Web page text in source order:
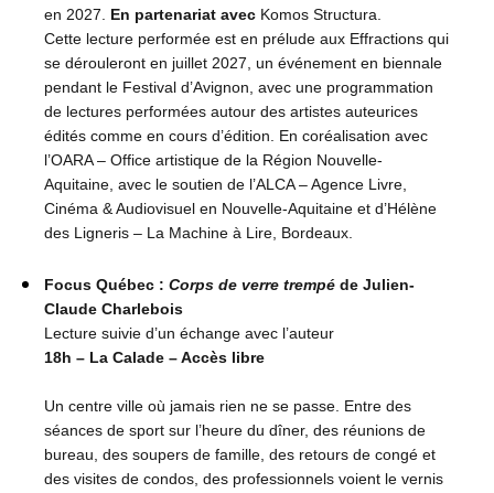
en 2027. En partenariat avec Komos Structura.
Cette lecture performée est en prélude aux Effractions qui
se dérouleront en juillet 2027, un événement en biennale
pendant le Festival d’Avignon, avec une programmation
de lectures performées autour des artistes auteurices
édités comme en cours d’édition. En coréalisation avec
l’OARA – Office artistique de la Région Nouvelle-
Aquitaine, avec le soutien de l’ALCA – Agence Livre,
Cinéma & Audiovisuel en Nouvelle-Aquitaine et d’Hélène
des Ligneris – La Machine à Lire, Bordeaux.
Focus Québec : Corps de verre trempé de Julien-
Claude Charlebois
Lecture suivie d’un échange avec l’auteur
18h – La Calade – Accès libre
Un centre ville où jamais rien ne se passe. Entre des
séances de sport sur l’heure du dîner, des réunions de
bureau, des soupers de famille, des retours de congé et
des visites de condos, des professionnels voient le vernis